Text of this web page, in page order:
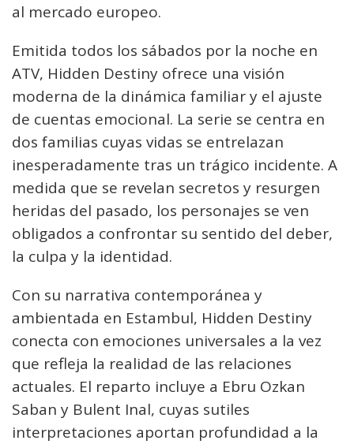
al mercado europeo.
Emitida todos los sábados por la noche en
ATV, Hidden Destiny ofrece una visión
moderna de la dinámica familiar y el ajuste
de cuentas emocional. La serie se centra en
dos familias cuyas vidas se entrelazan
inesperadamente tras un trágico incidente. A
medida que se revelan secretos y resurgen
heridas del pasado, los personajes se ven
obligados a confrontar su sentido del deber,
la culpa y la identidad.
Con su narrativa contemporánea y
ambientada en Estambul, Hidden Destiny
conecta con emociones universales a la vez
que refleja la realidad de las relaciones
actuales. El reparto incluye a Ebru Ozkan
Saban y Bulent Inal, cuyas sutiles
interpretaciones aportan profundidad a la